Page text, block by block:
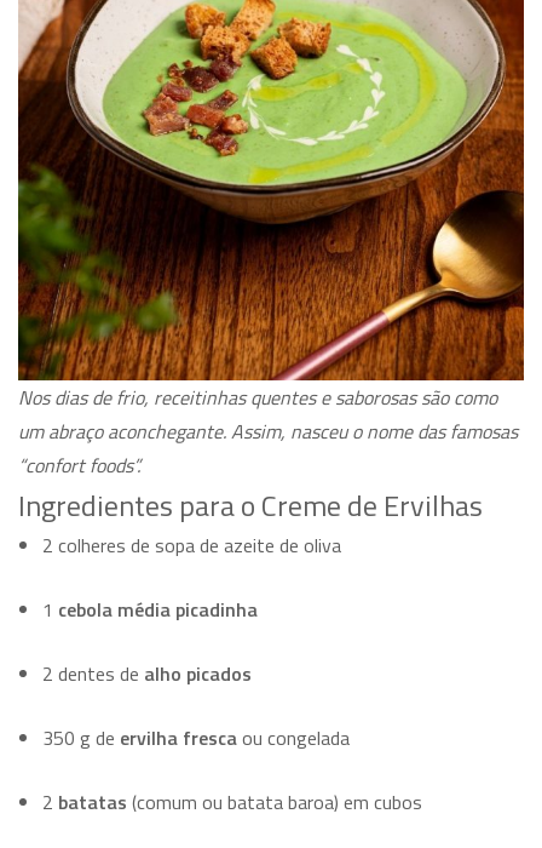
Nos dias de frio, receitinhas quentes e saborosas são como
um abraço aconchegante. Assim, nasceu o nome das famosas
“confort foods”.
Ingredientes para o Creme de Ervilhas
2 colheres de sopa de azeite de oliva
1 cebola média picadinha
2 dentes de alho picados
350 g de ervilha frescaou congelada
2 batatas (comum ou batata baroa) em cubos